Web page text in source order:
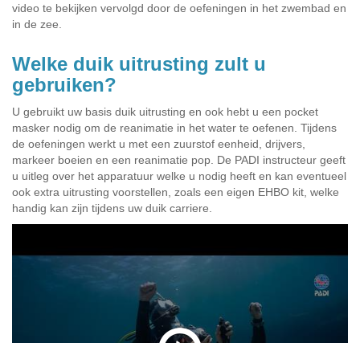
video te bekijken vervolgd door de oefeningen in het zwembad en
in de zee.
Welke duik uitrusting zult u
gebruiken?
U gebruikt uw basis duik uitrusting en ook hebt u een pocket
masker nodig om de reanimatie in het water te oefenen. Tijdens
de oefeningen werkt u met een zuurstof eenheid, drijvers,
markeer boeien en een reanimatie pop. De PADI instructeur geeft
u uitleg over het apparatuur welke u nodig heeft en kan eventueel
ook extra uitrusting voorstellen, zoals een eigen EHBO kit, welke
handig kan zijn tijdens uw duik carriere.